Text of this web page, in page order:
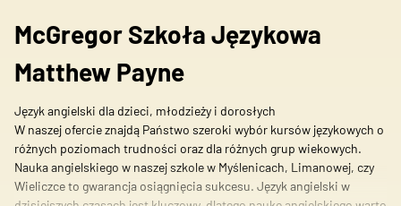
McGregor Szkoła Językowa
Matthew Payne
Język angielski dla dzieci, młodzieży i dorosłych
W naszej ofercie znajdą Państwo szeroki wybór kursów językowych o
różnych poziomach trudności oraz dla różnych grup wiekowych.
Nauka angielskiego w naszej szkole w Myślenicach, Limanowej, czy
Wieliczce to gwarancja osiągnięcia sukcesu. Język angielski w
Necessary
website and the site will not function as intended without them.
information.
Preferences
Preference cookies enable a website to remember information